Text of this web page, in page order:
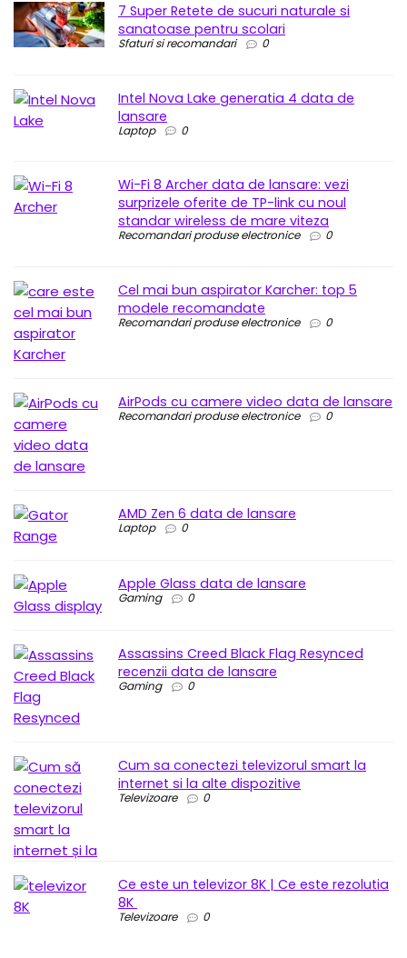
7 Super Retete de sucuri naturale si
sanatoase pentru scolari
Sfaturi si recomandari 0
Intel Nova Lake generatia 4 data de
lansare
Laptop 0
Wi-Fi 8 Archer data de lansare: vezi
surprizele oferite de TP-link cu noul
standar wireless de mare viteza
Recomandari produse electronice 0
Cel mai bun aspirator Karcher: top 5
modele recomandate
Recomandari produse electronice 0
AirPods cu camere video data de lansare
Recomandari produse electronice 0
AMD Zen 6 data de lansare
Laptop 0
Apple Glass data de lansare
Gaming 0
Assassins Creed Black Flag Resynced
recenzii data de lansare
Gaming 0
Cum sa conectezi televizorul smart la
internet si la alte dispozitive
Televizoare 0
Ce este un televizor 8K | Ce este rezolutia
8K
Televizoare 0